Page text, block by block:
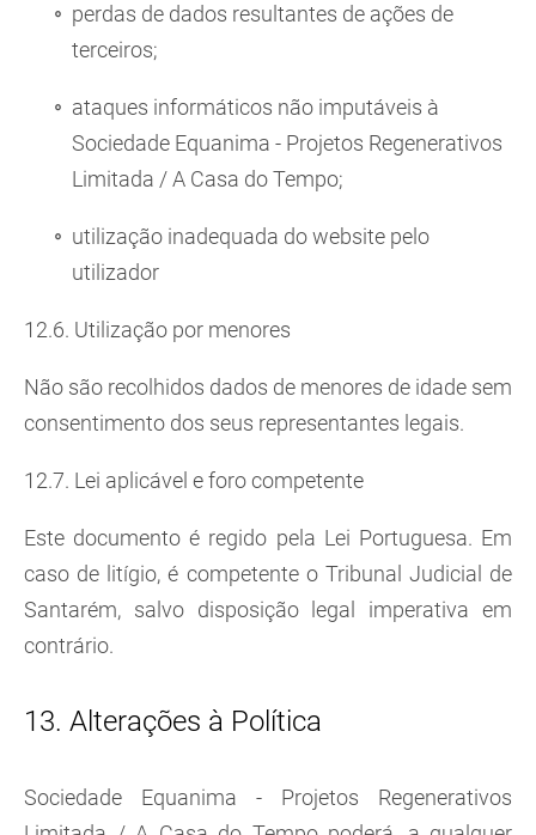
perdas de dados resultantes de ações de
terceiros;
ataques informáticos não imputáveis à
Sociedade Equanima - Projetos Regenerativos
Limitada / A Casa do Tempo;
utilização inadequada do website pelo
utilizador
12.6. Utilização por menores
Não são recolhidos dados de menores de idade sem
consentimento dos seus representantes legais.
12.7. Lei aplicável e foro competente
Este documento é regido pela Lei Portuguesa. Em
caso de litígio, é competente o Tribunal Judicial de
Santarém, salvo disposição legal imperativa em
contrário.
13. Alterações à Política
Sociedade Equanima - Projetos Regenerativos